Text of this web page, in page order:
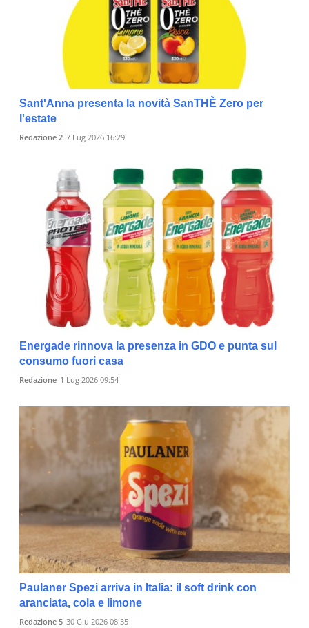
Sant'Anna presenta la novità SanTHÈ Zero per
l'estate
Redazione 2 7 Lug 2026 16:29
Energade rinnova la presenza in GDO e punta sul
consumo fuori casa
Redazione 1 Lug 2026 09:54
Paulaner Spezi arriva in Italia: il soft drink con
aranciata, cola e limone
Redazione 5 30 Giu 2026 08:35